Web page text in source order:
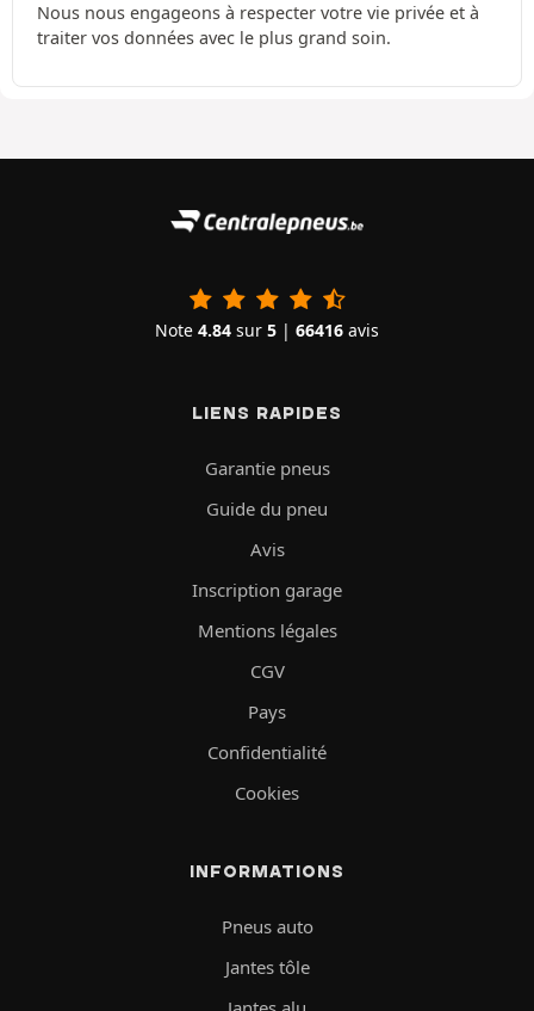
Nous nous engageons à respecter votre vie privée et à
traiter vos données avec le plus grand soin.
Note 4.84 sur 5 | 66416 avis
LIENS RAPIDES
Garantie pneus
Guide du pneu
Avis
Inscription garage
Mentions légales
CGV
Pays
Confidentialité
Cookies
INFORMATIONS
Pneus auto
Jantes tôle